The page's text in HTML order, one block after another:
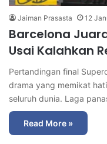
Jaiman Prasasta 12
Barcelona
Usai Kalahkan
Pertandingan final
drama yang memikat
seluruh dunia. Laga
Read More »